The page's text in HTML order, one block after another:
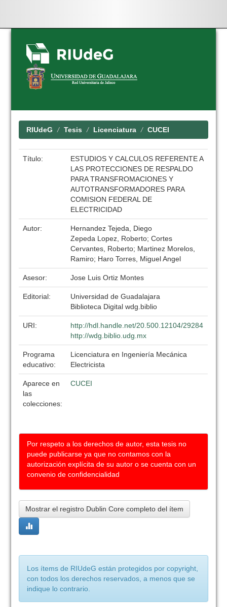
Skip
navigation
RIUdeG Tesis Licenciatura CUCEI
Título:
ESTUDIOS Y CALCULOS REFERENTE A
LAS PROTECCIONES DE RESPALDO
PARA TRANSFROMACIONES Y
AUTOTRANSFORMADORES PARA
COMISION FEDERAL DE
ELECTRICIDAD
Autor:
Hernandez Tejeda, Diego
Zepeda Lopez, Roberto; Cortes
Cervantes, Roberto; Martinez Morelos,
Ramiro; Haro Torres, Miguel Angel
Asesor: Jose Luis Ortiz Montes
Editorial:
Universidad de Guadalajara
Biblioteca Digital wdg.biblio
URI:
http://hdl.handle.net/20.500.12104/29284
http://wdg.biblio.udg.mx
Programa
educativo:
Licenciatura en Ingeniería Mecánica
Electricista
Aparece en
las
colecciones:
CUCEI
Por respeto a los derechos de autor, esta tesis no
puede publicarse ya que no contamos con la
autorización explícita de su autor o se cuenta con un
convenio de confidencialidad
Mostrar el registro Dublin Core completo del ítem
Los ítems de RIUdeG están protegidos por copyright,
con todos los derechos reservados, a menos que se
indique lo contrario.